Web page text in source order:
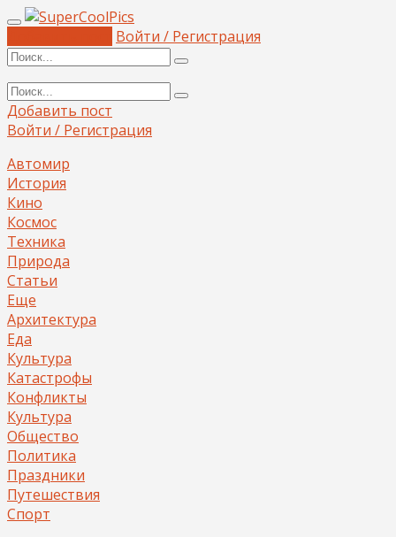
Войти / Регистрация
Добавить пост
Войти / Регистрация
Автомир
История
Кино
Космос
Техника
Природа
Статьи
Еще
Архитектура
Еда
Культура
Катастрофы
Конфликты
Культура
Общество
Политика
Праздники
Путешествия
Спорт